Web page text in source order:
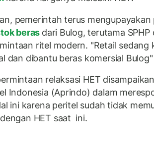
pemerintah terus
beras dari Bulog, terutama SPHP
ritel modern. "Retail sedang
dan dibantu beras komersial
relaksasi HET
Indonesia (Aprindo) dalam
ini karena peritel sudah tidak
HET saat ini.